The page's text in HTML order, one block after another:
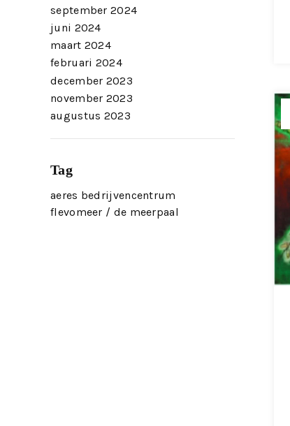
september 2024
juni 2024
maart 2024
februari 2024
december 2023
november 2023
augustus 2023
Tag
aeres bedrijvencentrum
flevomeer / de meerpaal